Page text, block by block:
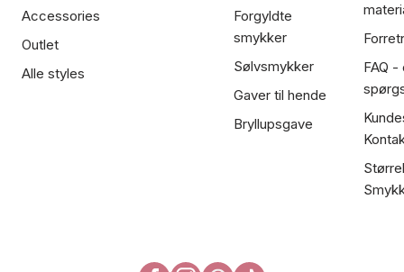
Accessories
Outlet
Alle styles
Forgyldte
smykker
Sølvsmykker
Gaver til hende
Bryllupsgave
FAQ